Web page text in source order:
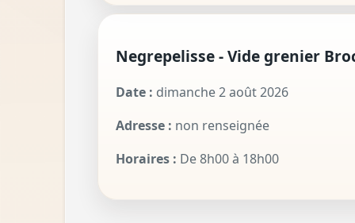
Negrepelisse - Vide grenier
Date : dimanche 2 août 2026
Adresse : non renseignée
Horaires : De 8h00 à 18h00